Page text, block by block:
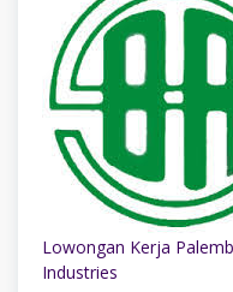
2022
Lowongan Kerja
Industries